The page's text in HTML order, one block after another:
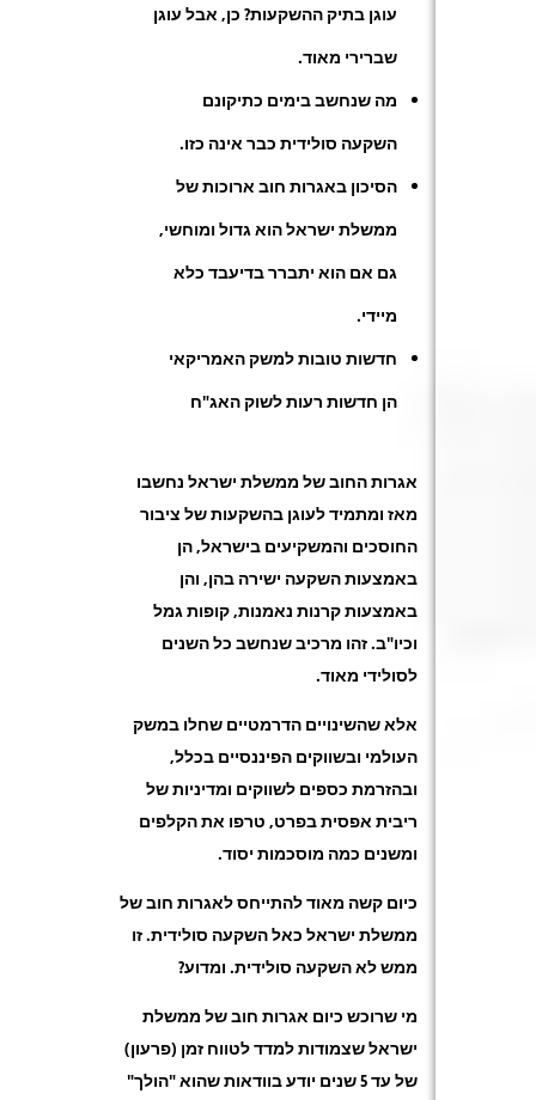
עוגן בתיק ההשקעות? כן, אבל עוגן
שברירי מאוד.
מה שנחשב בימים כתיקונם
השקעה סולידית כבר אינה כזו.
הסיכון באגרות חוב ארוכות של
ממשלת ישראל הוא גדול ומוחשי,
גם אם הוא יתברר בדיעבד כלא
מיידי.
חדשות טובות למשק האמריקאי
הן חדשות רעות לשוק האג"ח
אגרות החוב של ממשלת ישראל נחשבו
מאז ומתמיד לעוגן בהשקעות של ציבור
החוסכים והמשקיעים בישראל, הן
באמצעות השקעה ישירה בהן, והן
באמצעות קרנות נאמנות, קופות גמל
וכיו"ב. זהו מרכיב שנחשב כל השנים
לסולידי מאוד.
אלא שהשינויים הדרמטיים שחלו במשק
העולמי ובשווקים הפיננסיים בכלל,
ובהזרמת כספים לשווקים ומדיניות של
ריבית אפסית בפרט, טרפו את הקלפים
ומשנים כמה מוסכמות יסוד.
כיום קשה מאוד להתייחס לאגרות חוב של
ממשלת ישראל כאל השקעה סולידית. זו
ממש לא השקעה סולידית. ומדוע?
מי שרוכש כיום אגרות חוב של ממשלת
ישראל שצמודות למדד לטווח זמן (פרעון)
של עד 5 שנים יודע בוודאות שהוא "הולך"